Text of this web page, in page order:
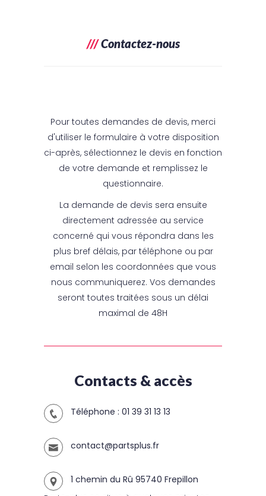
///Contactez-nous
Pour toutes demandes de devis, merci
d'utiliser le formulaire à votre disposition
ci-après, sélectionnez le devis en fonction
de votre demande et remplissez le
questionnaire.
La demande de devis sera ensuite
directement adressée au service
concerné qui vous répondra dans les
plus bref délais, par téléphone ou par
email selon les coordonnées que vous
nous communiquerez. Vos demandes
seront toutes traitées sous un délai
maximal de 48H
Contacts & accès
Téléphone : 01 39 31 13 13
contact@partsplus.fr
1 chemin du Rû 95740 Frepillon